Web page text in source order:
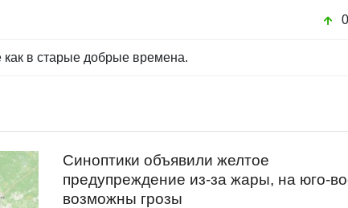
0
в старые добрые времена.
Синоптики объявили желтое
предупреждение из-за жары, на юго-
возможны грозы